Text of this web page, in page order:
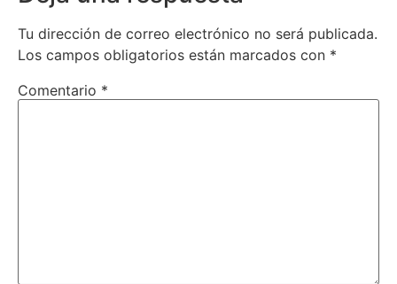
Tu dirección de correo electrónico no será publicada.
Los campos obligatorios están marcados con *
Comentario *